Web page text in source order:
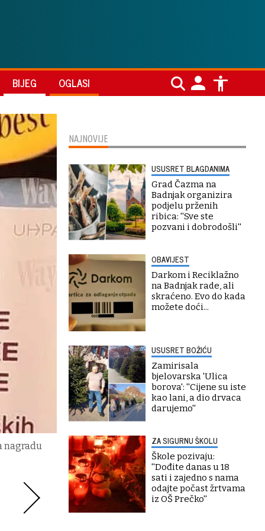
BIJEG OGLASI
nagradu
NAJNOVIJE
USUSRET BLAGDANIMA
Grad Čazma na
Badnjak organizira
podjelu prženih
ribica: ''Sve ste
pozvani i dobrodošli''
OBAVIJEST
Darkom i Reciklažno
na Badnjak rade, ali
skraćeno. Evo do kada
možete doći...
USUSRET BOŽIĆU
Zamirisala
bjelovarska 'Ulica
borova': ''Cijene su iste
kao lani, a dio drvaca
darujemo''
ZA SIGURNU ŠKOLU
Škole pozivaju:
''Dođite danas u 18
sati i zajedno s nama
odajte počast žrtvama
iz OŠ Prečko''